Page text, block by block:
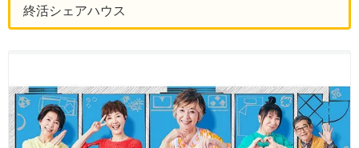
終活シェアハウス